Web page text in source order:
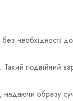
необхідності
подвійний
надаючи образу